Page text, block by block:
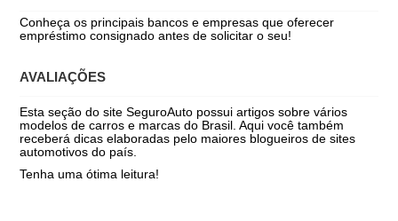
Conheça os principais bancos e empresas que oferecer
empréstimo consignado antes de solicitar o seu!
AVALIAÇÕES
Esta seção do site SeguroAuto possui artigos sobre vários
modelos de carros e marcas do Brasil. Aqui você também
receberá dicas elaboradas pelo maiores blogueiros de sites
automotivos do país.
Tenha uma ótima leitura!